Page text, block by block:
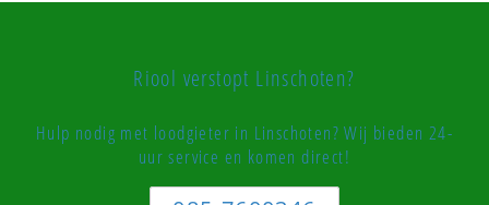
Riool verstopt Linschoten?
Hulp nodig met loodgieter in Linschoten? Wij bieden 24-
uur service en komen direct!